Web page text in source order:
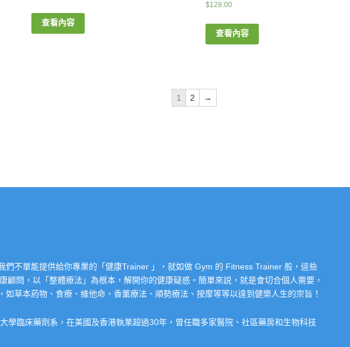
查看內容
$128.00
查看內容
1 2 →
們不單能提供給你專業的「健康Trainer 」，就如做 Gym 的 Fitness Trainer 般，這些
顧問，以「整體療法」為根本，解開你的健康疑惑。簡單來説，就是會切合個人需要，
草本葯物、食療、維他命、香薰療法、順勢療法、按摩等等以達到健樂人生的宗旨！
學臨床藥劑系，在美國及香港執業超過30年，曾任職多家醫院、社區藥房和生物科技